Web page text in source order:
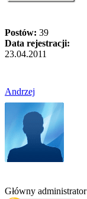
Postów: 39
Data rejestracji:
23.04.2011
Andrzej
Główny administrator